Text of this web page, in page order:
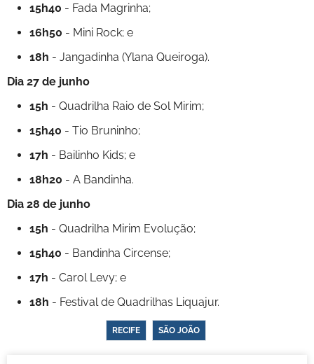
15h40 - Fada Magrinha;
16h50 - Mini Rock; e
18h - Jangadinha (Ylana Queiroga).
Dia 27 de junho
15h - Quadrilha Raio de Sol Mirim;
15h40 - Tio Bruninho;
17h - Bailinho Kids; e
18h20 - A Bandinha.
Dia 28 de junho
15h - Quadrilha Mirim Evolução;
15h40 - Bandinha Circense;
17h - Carol Levy; e
18h - Festival de Quadrilhas Liquajur.
RECIFE SÃO JOÃO